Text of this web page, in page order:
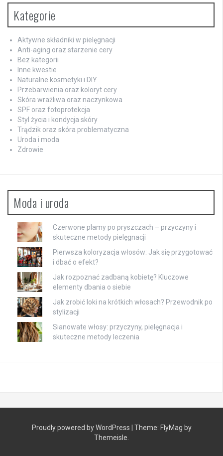
Kategorie
Aktywne składniki w pielęgnacji
Anti-aging oraz starzenie cery
Bez kategorii
Inne kwestie
Naturalne kosmetyki i DIY
Przebarwienia oraz koloryt cery
Skóra wrażliwa oraz naczynkowa
SPF oraz fotoprotekcja
Styl życia i kondycja skóry
Trądzik oraz skóra problematyczna
Uroda i moda
Zdrowie
Moda i uroda
Czerwone plamy po pryszczach – przyczyny i
skuteczne metody pielęgnacji
Pierwsza koloryzacja włosów: Jak się przygotować
i dbać o efekt?
Jak rozpoznać zadbaną kobietę? Kluczowe
elementy dbania o siebie
Jak zrobić loki na krótkich włosach? Przewodnik po
stylizacji
Sianowate włosy: przyczyny, pielęgnacja i
skuteczne metody leczenia
Proudly powered by WordPress Theme: FlyMag by
Themeisle.